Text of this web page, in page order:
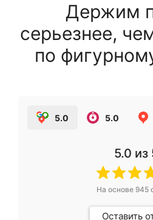
Держим
серьезнее,
по
5.0 5.0
5.0 из
На основе 945
Оставить